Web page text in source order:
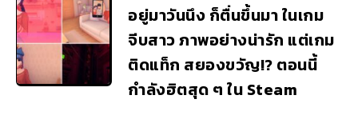
อยู่มาวันนึง ก็ตื่นขึ้นมา ในเกม
จีบสาว ภาพอย่างน่ารัก แต่เกม
ติดแท็ก สยองขวัญ!? ตอนนี้
กำลังฮิตสุด ๆ ใน Steam